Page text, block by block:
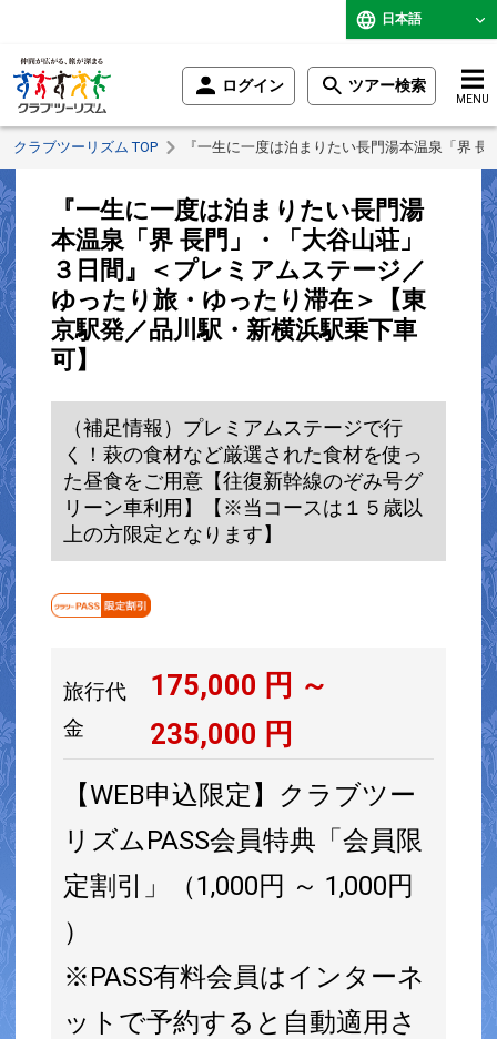
日本語
ログイン ツアー検索
MENU
クラブツーリズム TOP 『一生に一度は泊まりたい長門湯本温泉「界
『一生に一度は泊まりたい長門湯
本温泉「界 長門」・「大谷山荘」
３日間』＜プレミアムステージ／
ゆったり旅・ゆったり滞在＞【東
京駅発／品川駅・新横浜駅乗下車
可】
（補足情報）プレミアムステージで行
く！萩の食材など厳選された食材を使っ
た昼食をご用意【往復新幹線のぞみ号グ
リーン車利用】【※当コースは１５歳以
上の方限定となります】
旅行代
金
175,000 円 ～
235,000 円
【WEB申込限定】クラブツー
リズムPASS会員特典「会員限
定割引」（1,000円 ～ 1,000円
）
※PASS有料会員はインターネ
ットで予約すると自動適用さ